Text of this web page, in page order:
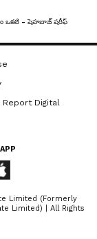
ఒకటి - షెహబాజ్ షరీఫ్
Report Digital
Limited (Formerly
Limited) | All Rights